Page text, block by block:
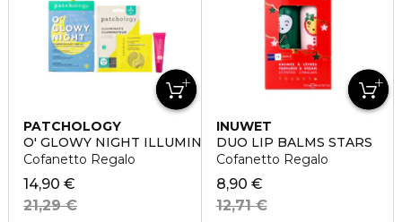
PATCHOLOGY
O' GLOWY NIGHT ILLUMINATING PARTY
Cofanetto Regalo
14,90 €
21,29 €
INUWET
DUO LIP BALMS STARS
Cofanetto Regalo
8,90 €
12,71 €